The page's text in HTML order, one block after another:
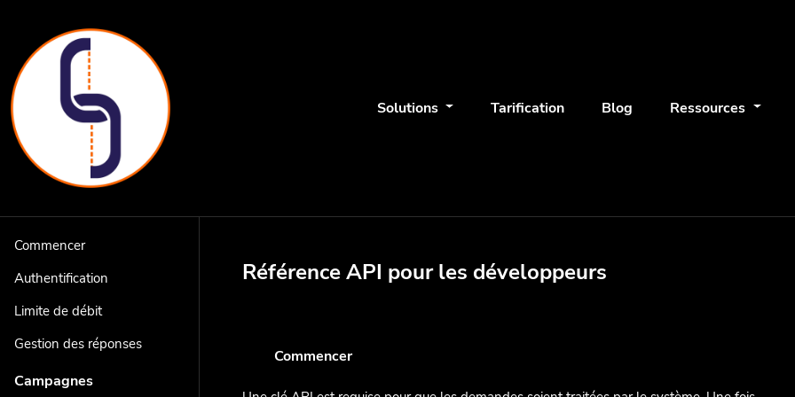
Solutions Tarification Blog Ressources
Commencer
Authentification
Limite de débit
Gestion des réponses
Campagnes
Référence API pour les développeurs
Commencer